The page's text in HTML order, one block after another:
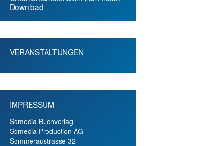
Download
VERANSTALTUNGEN
IMPRESSUM
Somedia Buchverlag
Somedia Production AG
Sommeraustrasse 32